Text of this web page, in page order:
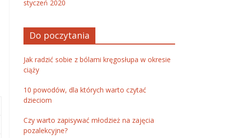
styczeń 2020
Do poczytania
Jak radzić sobie z bólami kręgosłupa w okresie
ciąży
10 powodów, dla których warto czytać
dzieciom
Czy warto zapisywać młodzież na zajęcia
pozalekcyjne?